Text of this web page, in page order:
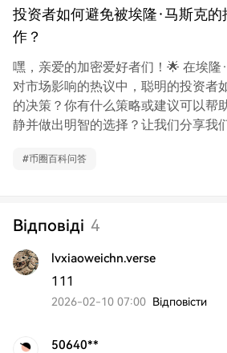
投资者如何避免被埃隆·马斯克
作？
嘿，亲爱的加密爱好者们！🌟 在埃隆
对市场影响的热议中，聪明的投资者
的决策？你有什么策略或建议可以帮
静并做出明智的选择？让我们分享我
#币圈百科问答
Відповіді 4
lvxiaoweichn.verse
111
2026-02-10 07:00 Відповісти
50640**